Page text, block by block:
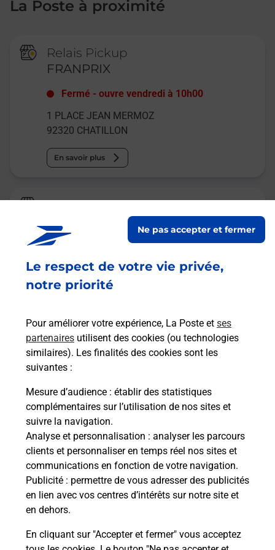
Le respect de votre vie privée,
notre priorité
Pour améliorer votre expérience, La Poste et ses
partenaires utilisent des cookies (ou technologies
similaires). Les finalités des cookies sont les
suivantes :
Mesure d’audience : établir des statistiques
complémentaires sur l’utilisation de nos sites et
suivre la navigation.
Analyse et personnalisation : analyser les parcours
clients et personnaliser en temps réel nos sites et
communications en fonction de votre navigation.
Publicité : permettre de vous adresser des publicités
en lien avec vos centres d’intérêts sur notre site et
en dehors.
En cliquant sur "Accepter et fermer" vous acceptez
Ne pas accepter et fermer
La Poste à proximité
Relais Pickup
FRANPRIX
Fermé -ouvre vendredi à 10h00
1 PLACE JEAN MERMOZ
92320 CHATILLON
En savoir plus
Relais Pickup
PLACE DES SERVICES
ouvre vendredi à 11h00
13 PLACE JEAN MERMOZ
92320 CHATILLON
Malin !
La Poste
en ligne
Ouvert 24h/24
En savoir plus